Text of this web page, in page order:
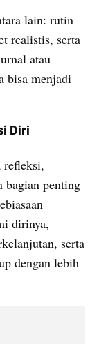
lain: rutin
realistis, serta
atau
bisa menjadi
Diri
refleksi,
bagian penting
dirinya,
serta
dengan lebih